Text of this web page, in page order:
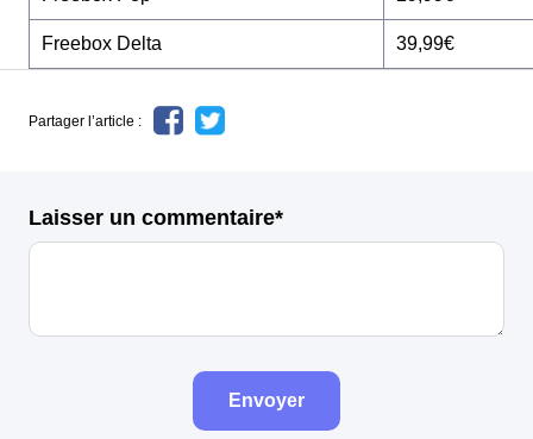
Freebox Delta 39,99€
Partager l’article :
Laisser un commentaire*
Envoyer